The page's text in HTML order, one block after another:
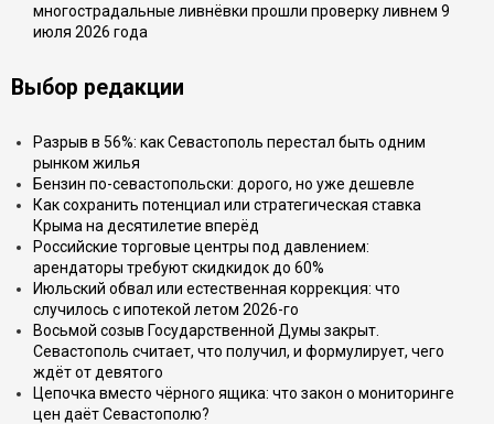
многострадальные ливнёвки прошли проверку ливнем 9
июля 2026 года
Выбор редакции
Разрыв в 56%: как Севастополь перестал быть одним
рынком жилья
Бензин по-севастопольски: дорого, но уже дешевле
Как сохранить потенциал или стратегическая ставка
Крыма на десятилетие вперёд
Российские торговые центры под давлением:
арендаторы требуют скидкидок до 60%
Июльский обвал или естественная коррекция: что
случилось с ипотекой летом 2026-го
Восьмой созыв Государственной Думы закрыт.
Севастополь считает, что получил, и формулирует, чего
ждёт от девятого
Цепочка вместо чёрного ящика: что закон о мониторинге
цен даёт Севастополю?